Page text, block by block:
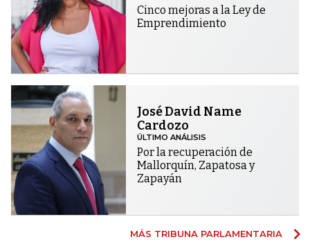
Cinco mejoras a la Ley de
Emprendimiento
José David Name
Cardozo
ÚLTIMO ANÁLISIS
Por la recuperación de
Mallorquín, Zapatosa y
Zapayán
MÁS TRIBUNA PARLAMENTARIA